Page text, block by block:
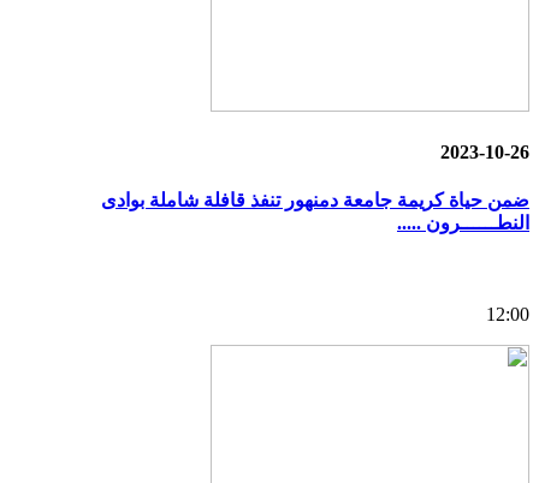
2023-10-26
ضمن حياة كريمة جامعة دمنهور تنفذ قافلة شاملة بوادى
النطــــــرون .....
12:00